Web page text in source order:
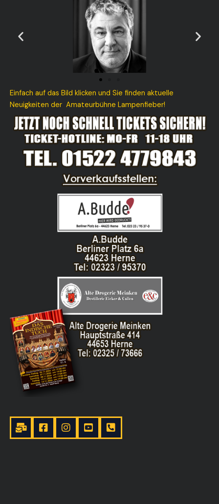
Einfach auf das Bild klicken und Sie finden aktuelle
Neuigkeiten der Amateurbühne Lampenfieber!